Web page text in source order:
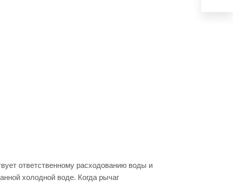
ответственному расходованию воды и
холодной воде. Когда рычаг